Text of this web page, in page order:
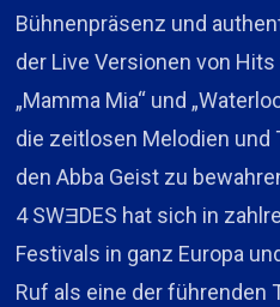
Bühnenpräsenz und
der Live Versionen von Hits
„Mamma Mia“ und
die zeitlosen Melodien und
den Abba Geist zu
4 SWƎDES hat sich in
Festivals in ganz Europa
Ruf als eine der führenden